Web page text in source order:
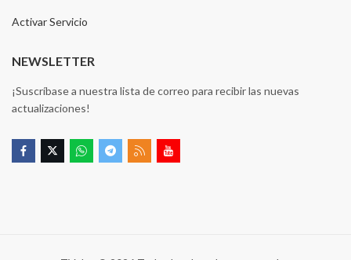
Activar Servicio
NEWSLETTER
¡Suscríbase a nuestra lista de correo para recibir las nuevas
actualizaciones!